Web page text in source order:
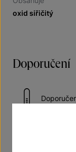
oxid siřičitý
Doporučení